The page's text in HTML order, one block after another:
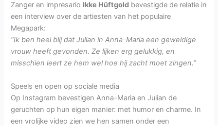
Zanger en impresario Ikke Hüftgold bevestigde de relatie in
een interview over de artiesten van het populaire
Megapark:
“Ik ben heel blij dat Julian in Anna-Maria een geweldige
vrouw heeft gevonden. Ze lijken erg gelukkig, en
misschien leert ze hem wel hoe hij zacht moet zingen.”
Speels en open op sociale media
Op Instagram bevestigen Anna-Maria en Julian de
geruchten op hun eigen manier: met humor en charme. In
een vrolijke video zien we hen samen onder een